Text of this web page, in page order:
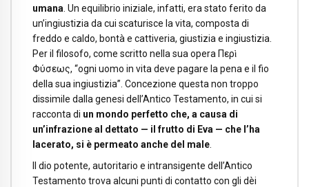
umana . Un equilibrio iniziale, infatti, era stato ferito da
un’ingiustizia da cui scaturisce la vita, composta di
freddo e caldo, bontà e cattiveria, giustizia e ingiustizia.
Per il filosofo, come scritto nella sua opera Περὶ
Φύσεως, “ogni uomo in vita deve pagare la pena e il fio
della sua ingiustizia”. Concezione questa non troppo
dissimile dalla genesi dell’Antico Testamento, in cui si
racconta di un mondo perfetto che, a causa di
un’infrazione al dettato — il frutto di Eva — che l’ha
lacerato, si è permeato anche del male
Il dio potente, autoritario e intransigente dell’Antico
Testamento trova alcuni punti di contatto con gli dèi